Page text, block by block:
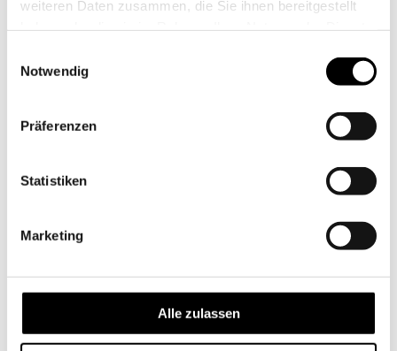
weiteren Daten zusammen, die Sie ihnen bereitgestellt
Notwendig
Präferenzen
Statistiken
Marketing
Alle zulassen
K'Werk Bildschule bis 16, Schule für Gestaltung Basel